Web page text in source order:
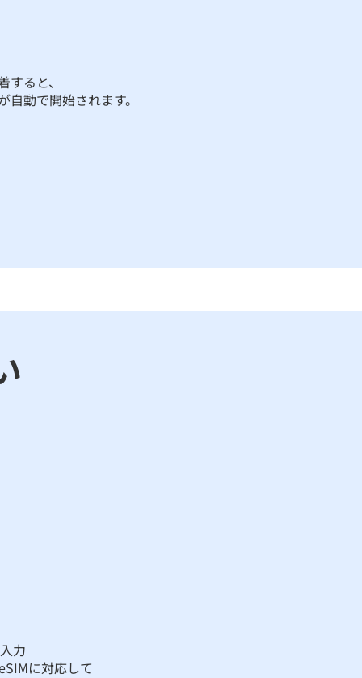
すると、
動で開始されます。
力
に対応して